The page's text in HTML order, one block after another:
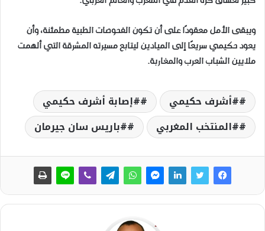
ويبقى الأمل معقودًا على أن تكون الفحوصات الطبية مطمئنة، وأن
يعود حكيمي سريعًا إلى الميادين ليتابع مسيرته المشرقة التي ألهمت
ملايين الشباب العرب والمغاربة.
#أشرف حكيمي
#إصابة أشرف حكيمي
#المنتخب المغربي
#باريس سان جيرمان